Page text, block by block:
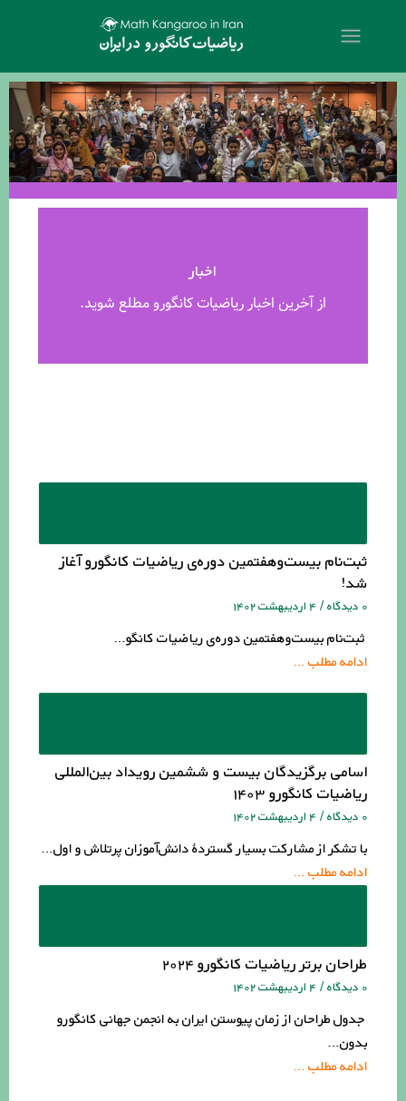
اخبار
از آخرین اخبار ریاضیات کانگورو مطلع شوید.
ثبت‌نام بیست‌وهفتمین دوره‌ی ریاضیات کانگورو آغاز
شد!
۰ دیدگاه / ۴ اردیبهشت ۱۴۰۲
ثبت‌نام بیست‌وهفتمین دوره‌ی ریاضیات کانگو…
ادامه مطلب …
اسامی برگزیدگان بیست و ششمین رویداد بین‌المللی
ریاضیات کانگورو ۱۴۰۳
۰ دیدگاه / ۴ اردیبهشت ۱۴۰۲
با تشکر از مشارکت بسیار گستردۀ دانش‌آموزان پرتلاش و اول…
ادامه مطلب …
طراحان برتر ریاضیات کانگورو ۲۰۲۴
۰ دیدگاه / ۴ اردیبهشت ۱۴۰۲
جدول طراحان از زمان پیوستن ایران به انجمن جهانی کانگورو
بدون…
ادامه مطلب …